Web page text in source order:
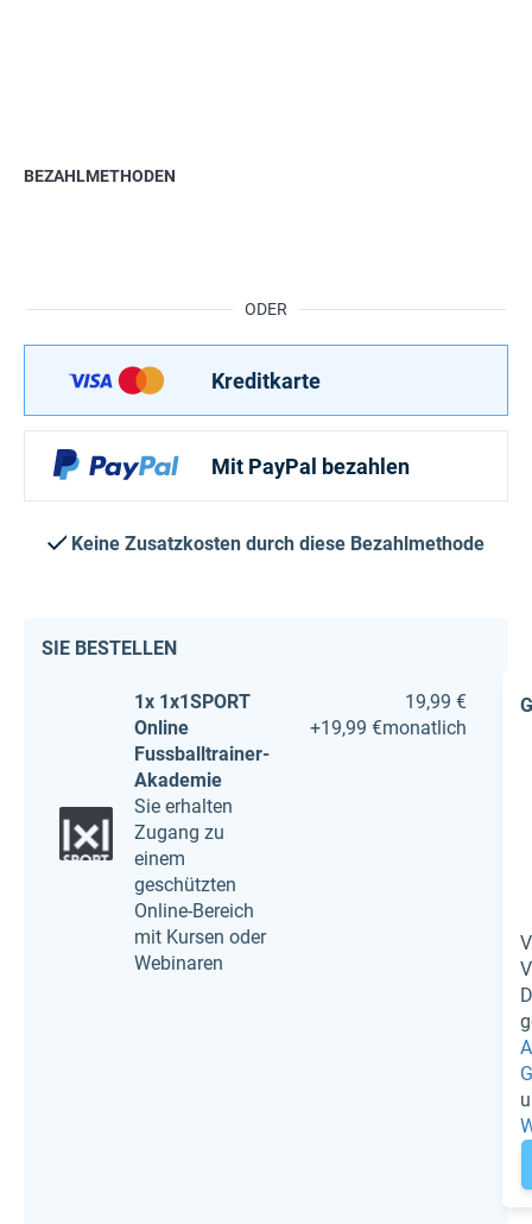
ODER
BEZAHLMETHODEN
Kreditkarte
Mit PayPal bezahlen
Keine Zusatzkosten durch diese Bezahlmethode
SIE BESTELLEN
1x 1x1SPORT
Online
Fussballtrainer-
Akademie
Sie erhalten
Zugang zu
einem
geschützten
Online-Bereich
mit Kursen oder
Webinaren
19,99 €
+19,99 €monatlich